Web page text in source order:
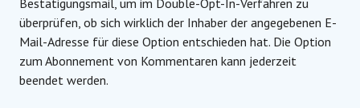
Bestätigungsmail, um im Double-Opt-In-Verfahren zu
überprüfen, ob sich wirklich der Inhaber der angegebenen E-
Mail-Adresse für diese Option entschieden hat. Die Option
zum Abonnement von Kommentaren kann jederzeit
beendet werden.